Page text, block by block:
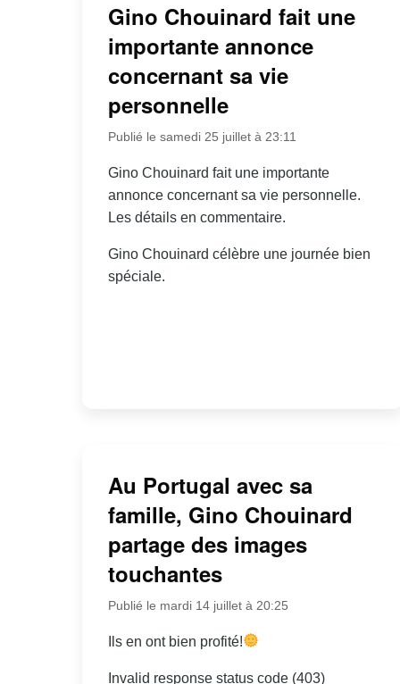
Gino Chouinard fait une
importante annonce
concernant sa vie
personnelle
Publié le samedi 25 juillet à 23:11
Gino Chouinard fait une importante
annonce concernant sa vie personnelle.
Les détails en commentaire.
Gino Chouinard célèbre une journée bien
spéciale.
Au Portugal avec sa
famille, Gino Chouinard
partage des images
touchantes
Publié le mardi 14 juillet à 20:25
Ils en ont bien profité!
Invalid response status code (403)